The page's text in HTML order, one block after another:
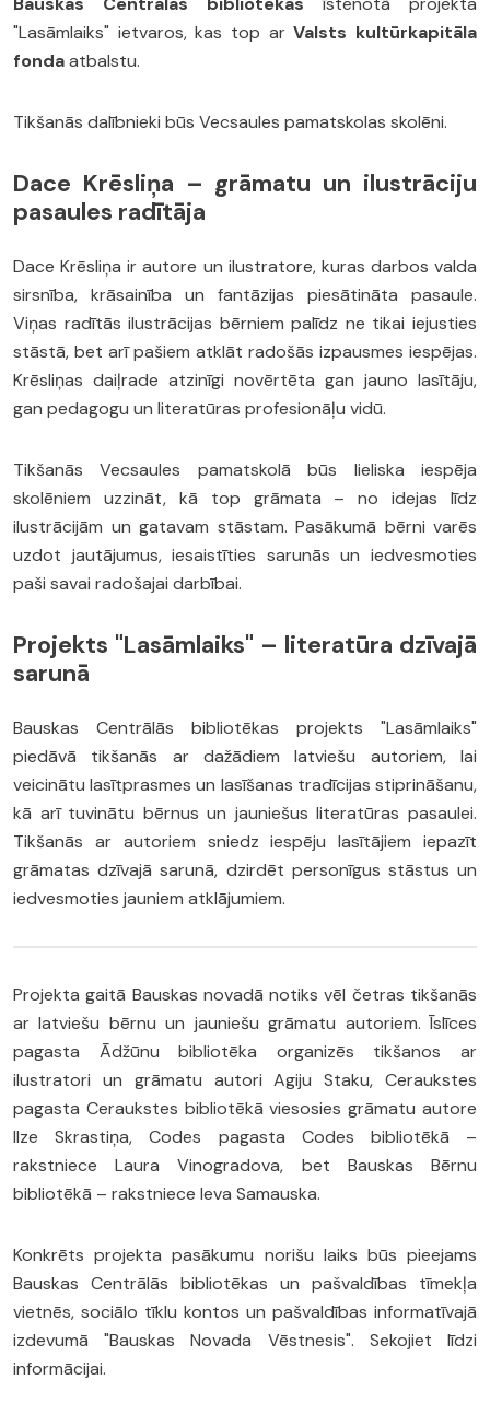
"Lasāmlaiks" ietvaros, kas top arValsts kultūrkapitāla
fondaatbalstu.
Tikšanās dalībnieki būs Vecsaules pamatskolas skolēni.
Dace Krēsliņa – grāmatu un ilustrāciju
pasaules radītāja
Dace Krēsliņa ir autore un ilustratore, kuras darbos valda
sirsnība, krāsainība un fantāzijas piesātināta pasaule.
Viņas radītās ilustrācijas bērniem palīdz ne tikai iejusties
stāstā, bet arī pašiem atklāt radošās izpausmes iespējas.
Krēsliņas daiļrade atzinīgi novērtēta gan jauno lasītāju,
gan pedagogu un literatūras profesionāļu vidū.
Tikšanās Vecsaules pamatskolā būs lieliska iespēja
skolēniem uzzināt, kā top grāmata – no idejas līdz
ilustrācijām un gatavam stāstam. Pasākumā bērni varēs
uzdot jautājumus, iesaistīties sarunās un iedvesmoties
paši savai radošajai darbībai.
Projekts "Lasāmlaiks" – literatūra dzīvajā
sarunā
Bauskas Centrālās bibliotēkas projekts "Lasāmlaiks"
piedāvā tikšanās ar dažādiem latviešu autoriem, lai
veicinātu lasītprasmes un lasīšanas tradīcijas stiprināšanu,
kā arī tuvinātu bērnus un jauniešus literatūras pasaulei.
Tikšanās ar autoriem sniedz iespēju lasītājiem iepazīt
grāmatas dzīvajā sarunā, dzirdēt personīgus stāstus un
iedvesmoties jauniem atklājumiem.
Projekta gaitā Bauskas novadā notiks vēl četras tikšanās
ar latviešu bērnu un jauniešu grāmatu autoriem. Īslīces
pagasta Ādžūnu bibliotēka organizēs tikšanos ar
ilustratori un grāmatu autori Agiju Staku, Ceraukstes
pagasta Ceraukstes bibliotēkā viesosies grāmatu autore
Ilze Skrastiņa, Codes pagasta Codes bibliotēkā –
rakstniece Laura Vinogradova, bet Bauskas Bērnu
bibliotēkā – rakstniece Ieva Samauska.
Konkrēts projekta pasākumu norišu laiks būs pieejams
Bauskas Centrālās bibliotēkas un pašvaldības tīmekļa
vietnēs, sociālo tīklu kontos un pašvaldības informatīvajā
izdevumā "Bauskas Novada Vēstnesis". Sekojiet līdzi
informācijai.